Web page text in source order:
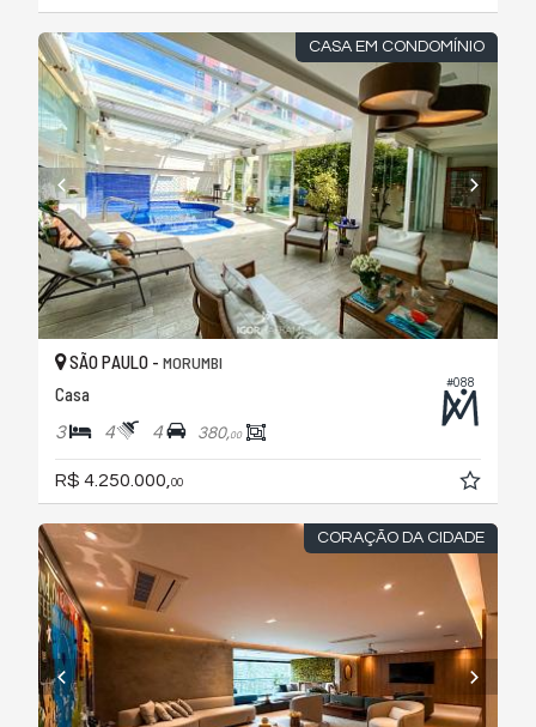
CASA EM CONDOMÍNIO
#088
SÃO PAULO - MORUMBI
Casa
3 4 4 380,00
R$ 4.250.000,00
CORAÇÃO DA CIDADE